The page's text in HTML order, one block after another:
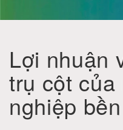
Lợi nhuận
trụ cột của
nghiệp